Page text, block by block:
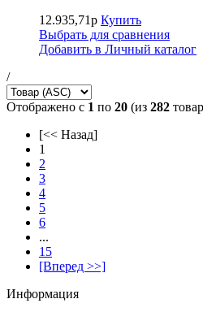
12.935,71р Купить
Выбрать для сравнения
Добавить в Личный каталог
/
Отображено с 1 по 20 (из 282
[<< Назад]
1
2
3
4
5
6
...
15
[Вперед >>]
Информация